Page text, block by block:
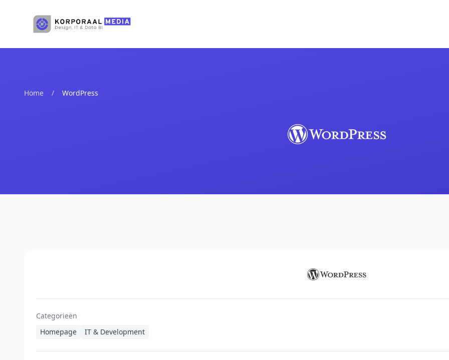
Home / WordPress
Categorieën
Homepage
IT & Development